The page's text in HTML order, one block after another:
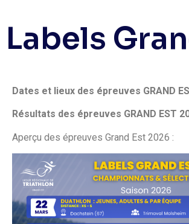
Labels
Dates et lieux des épreuves GRAND
Résultats des épreuves GRAND EST
Aperçu des épreuves Grand Est 2026 :